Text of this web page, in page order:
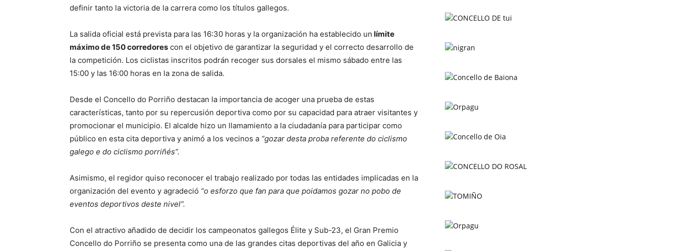
definir tanto la victoria de la carrera como los títulos gallegos.
La salida oficial está prevista para las 16:30 horas y la organización ha establecido un límite
máximo de 150 corredores con el objetivo de garantizar la seguridad y el correcto desarrollo de
la competición. Los ciclistas inscritos podrán recoger sus dorsales el mismo sábado entre las
15:00 y las 16:00 horas en la zona de salida.
Desde el Concello do Porriño destacan la importancia de acoger una prueba de estas
características, tanto por su repercusión deportiva como por su capacidad para atraer visitantes y
promocionar el municipio. El alcalde hizo un llamamiento a la ciudadanía para participar como
público en esta cita deportiva y animó a los vecinos a “gozar desta proba referente do ciclismo
galego e do ciclismo porriñés”.
Asimismo, el regidor quiso reconocer el trabajo realizado por todas las entidades implicadas en la
organización del evento y agradeció “o esforzo que fan para que poidamos gozar no pobo de
eventos deportivos deste nivel”.
Con el atractivo añadido de decidir los campeonatos gallegos Élite y Sub-23, el Gran Premio
Concello do Porriño se presenta como una de las grandes citas deportivas del año en Galicia y